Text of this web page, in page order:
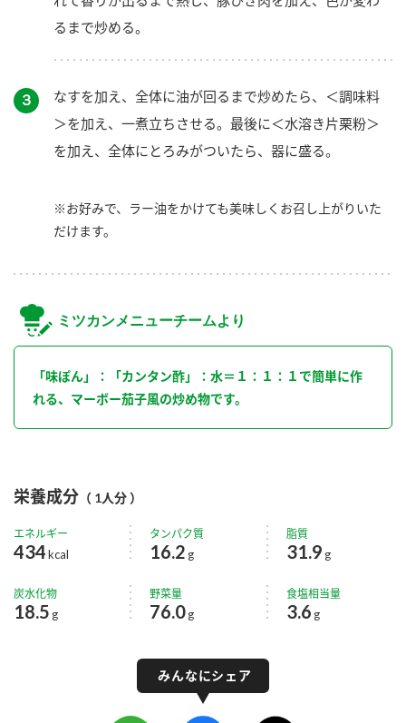
るまで炒める。
３
なすを加え、全体に油が回るまで炒めたら、＜調味料
＞を加え、一煮立ちさせる。最後に＜水溶き片栗粉＞
を加え、全体にとろみがついたら、器に盛る。
※お好みで、ラー油をかけても美味しくお召し上がりいた
だけます。
ミツカンメニューチームより
「味ぽん」：「カンタン酢」：水＝１：１：１で簡単に作
れる、マーボー茄子風の炒め物です。
栄養成分 （ 1人分 ）
エネルギー
434kcal
タンパク質
16.2 g
脂質
31.9 g
炭水化物
18.5 g
野菜量
76.0g
食塩相当量
3.6 g